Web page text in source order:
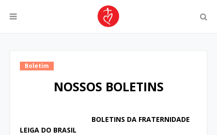
Boletim
NOSSOS BOLETINS
BOLETINS DA FRATERNIDADE
LEIGA DO BRASIL